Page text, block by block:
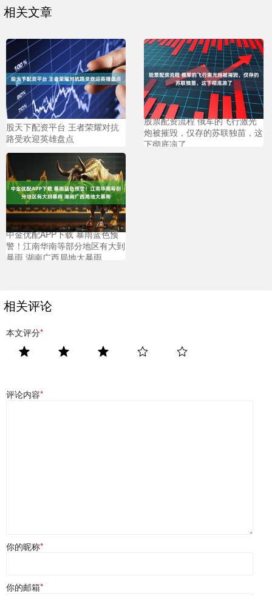
相关文章
股天下配资平台 王者荣耀对抗
路受欢迎英雄盘点
股票配资流程 俄军的飞行激光
炮被摧毁，仅存的苏联独苗，这
下彻底凉了
中金优配APP下载 暴雨蓝色预
警！江南华南等部分地区有大到
暴雨 湖南广西局地大暴雨
相关评论
本文评分*
评论内容*
你的昵称*
你的邮箱*